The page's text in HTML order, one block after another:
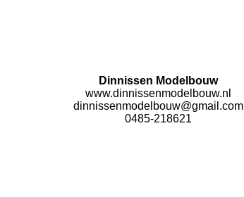
Dinnissen Modelbouw
www.dinnissenmodelbouw.nl
dinnissenmodelbouw@gmail.com
0485-218621